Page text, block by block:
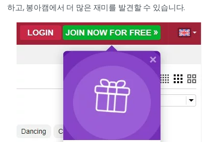
하고, 봉아캠에서 더 많은 재미를 발견할 수 있습니다.